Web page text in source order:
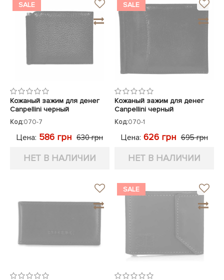
SALE
Кожаный зажим для денег
Canpellini черный
Код:070-7
Цена: 586 грн 630 грн
НЕТ В НАЛИЧИИ
SALE
Кожаный зажим для денег
Canpellini черный
Код:070-1
Цена: 626 грн 695 грн
НЕТ В НАЛИЧИИ
SALE